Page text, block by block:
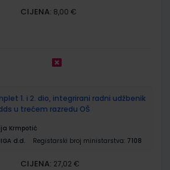
CIJENA: 8,00 €
1. i 2. dio, integrirani radni udžbenik
u trećem razredu OŠ
Krmpotić
d.d. Registarski broj ministarstva: 7108
CIJENA: 27,02 €